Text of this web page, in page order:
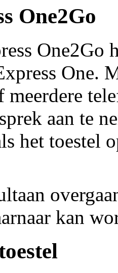
One2Go
One2Go
One.
meerdere
aan te
het toestel
kan